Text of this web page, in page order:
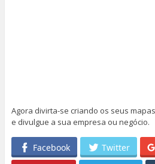
Agora divirta-se criando os seus
e divulgue a sua empresa ou negócio.
Facebook Twitter